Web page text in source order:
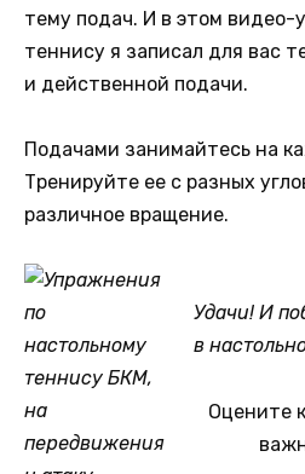
тему подач. И в этом видео-
теннису я записал для вас
и действенной подачи.
Подачами занимайтесь на
Тренируйте ее с разных
различное вращение.
Удачи! И
в
Оцените